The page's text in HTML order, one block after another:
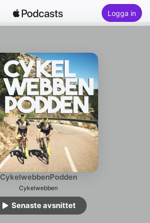
Logga in
CykelwebbenPodden
Cykelwebben
Senaste avsnittet